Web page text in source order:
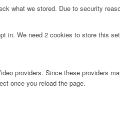
what we stored. Due to security
We need 2 cookies to store this
providers. Since these providers
once you reload the page.